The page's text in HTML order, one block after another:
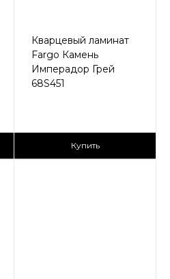
Кварцевый ламинат
Fargo Камень
Имперадор Грей
68S451
2
Купить